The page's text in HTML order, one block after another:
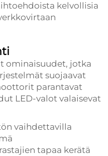
kelvollisia
ominaisuudet, jotka
suojaavat
parantavat
LED-valot valaisevat
vaihdettavilla
tapaa kerätä